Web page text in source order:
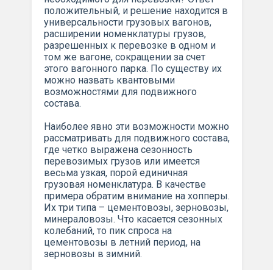
положительный, и решение находится в
универсальности грузовых вагонов,
расширении номенклатуры грузов,
разрешенных к перевозке в одном и
том же вагоне, сокращении за счет
этого вагонного парка. По существу их
можно назвать квантовыми
возможностями для подвижного
состава.
Наиболее явно эти возможности можно
рассматривать для подвижного состава,
где четко выражена сезонность
перевозимых грузов или имеется
весьма узкая, порой единичная
грузовая номенклатура. В качестве
примера обратим внимание на хопперы.
Их три типа – цементовозы, зерновозы,
минераловозы. Что касается сезонных
колебаний, то пик спроса на
цементовозы в летний период, на
зерновозы в зимний.